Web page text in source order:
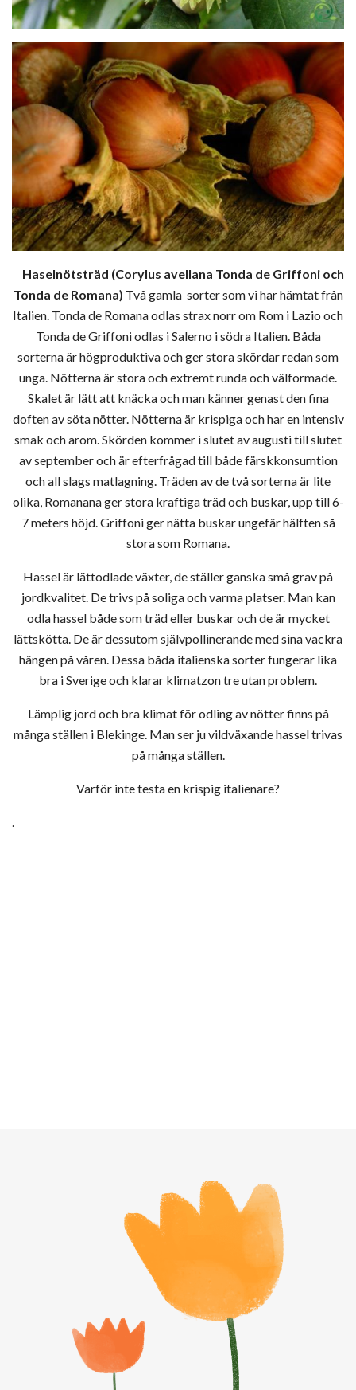
Haselnötsträd (Corylus avellana Tonda de Griffoni och
Tonda de Romana) Två gamla sorter som vi har hämtat från
Italien. Tonda de Romana odlas strax norr om Rom i Lazio och
Tonda de Griffoni odlas i Salerno i södra Italien. Båda
sorterna är högproduktiva och ger stora skördar redan som
unga. Nötterna är stora och extremt runda och välformade.
Skalet är lätt att knäcka och man känner genast den fina
doften av söta nötter. Nötterna är krispiga och har en intensiv
smak och arom. Skörden kommer i slutet av augusti till slutet
av september och är efterfrågad till både färskkonsumtion
och all slags matlagning. Träden av de två sorterna är lite
olika, Romanana ger stora kraftiga träd och buskar, upp till 6-
7 meters höjd. Griffoni ger nätta buskar ungefär hälften så
stora som Romana.
Hassel är lättodlade växter, de ställer ganska små grav på
jordkvalitet. De trivs på soliga och varma platser. Man kan
odla hassel både som träd eller buskar och de är mycket
lättskötta. De är dessutom självpollinerande med sina vackra
hängen på våren. Dessa båda italienska sorter fungerar lika
bra i Sverige och klarar klimatzon tre utan problem.
Lämplig jord och bra klimat för odling av nötter finns på
många ställen i Blekinge. Man ser ju vildväxande hassel trivas
på många ställen.
Varför inte testa en krispig italienare?
.